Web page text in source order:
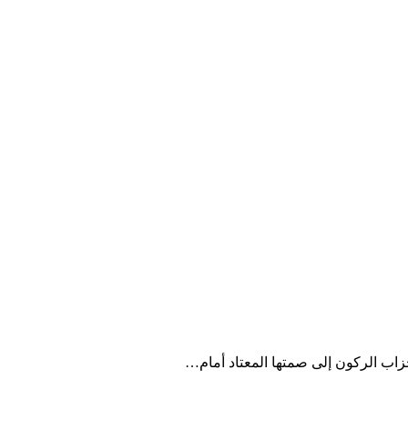
الركون إلى صمتها المعتاد أمام…